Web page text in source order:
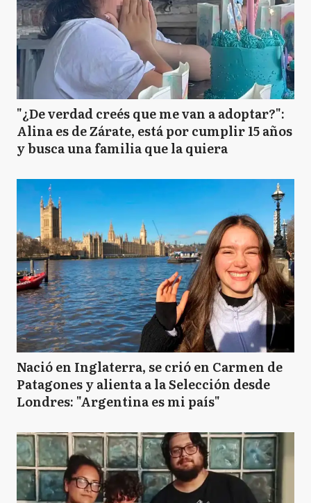
"¿De verdad creés que me van a adoptar?":
Alina es de Zárate, está por cumplir 15 años
y busca una familia que la quiera
Nació en Inglaterra, se crió en Carmen de
Patagones y alienta a la Selección desde
Londres: "Argentina es mi país"